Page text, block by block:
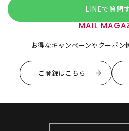
LINEで質問
MAIL
お得なキャンペーンやクーポン
ご登録はこちら